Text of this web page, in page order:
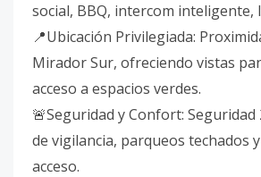
social, BBQ, intercom inteligente,
📍Ubicación Privilegiada:
Mirador Sur, ofreciendo vistas
acceso a espacios verdes.
🚨Seguridad y Confort: Seguridad
de vigilancia, parqueos techados
acceso.